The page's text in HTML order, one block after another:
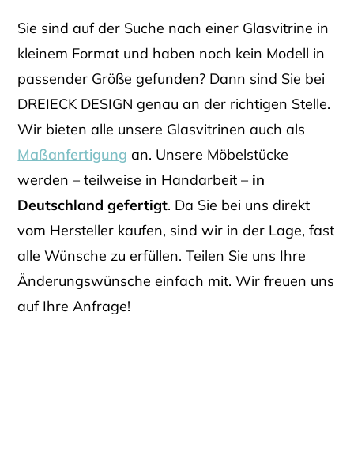
Sie sind auf der Suche nach einer Glasvitrine in
kleinem Format und haben noch kein Modell in
passender Größe gefunden? Dann sind Sie bei
DREIECK DESIGN genau an der richtigen Stelle.
Wir bieten alle unsere Glasvitrinen auch als
Maßanfertigung an. Unsere Möbelstücke
werden – teilweise in Handarbeit – in
Deutschland gefertigt. Da Sie bei uns direkt
vom Hersteller kaufen, sind wir in der Lage, fast
alle Wünsche zu erfüllen. Teilen Sie uns Ihre
Änderungswünsche einfach mit. Wir freuen uns
auf Ihre Anfrage!